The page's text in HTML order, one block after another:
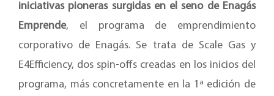
iniciativas pioneras surgidas en el seno de Enagás
Emprende, el programa de emprendimiento
corporativo de Enagás. Se trata de Scale Gas y
E4Efficiency, dos spin-offs creadas en los inicios del
programa, más concretamente en la 1ª edición de